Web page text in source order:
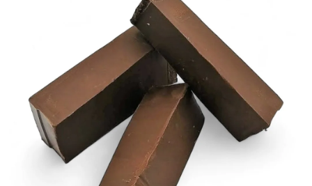
DO KUCHYNĚ
POCHUTINY
ZDRAVÉ PEČENÍ
DÁRKOVÉ POUKAZY